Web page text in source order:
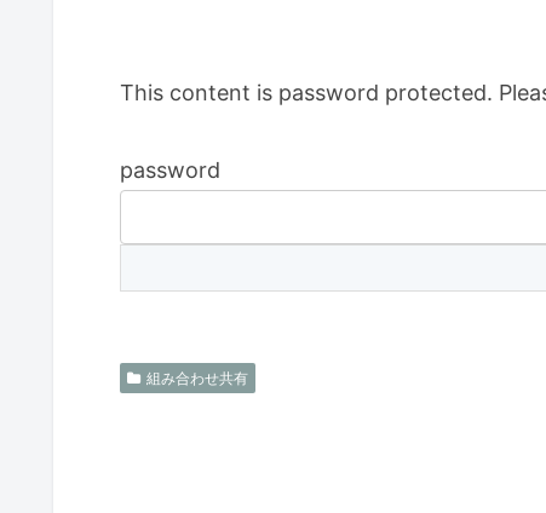
This content is password protected.
password
組み合わせ共有